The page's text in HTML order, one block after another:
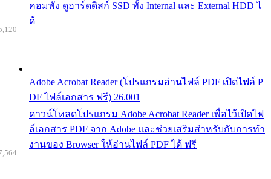
คอมพัง ดูฮาร์ดดิสก์ SSD ทั้ง Internal และ External HDD ไ
ด้
Adobe Acrobat Reader (โปรแกรมอ่านไฟล์ PDF เปิดไฟล์ P
DF ไฟล์เอกสาร ฟรี) 26.001
ดาวน์โหลดโปรแกรม Adobe Acrobat Reader เพื่อไว้เปิดไฟ
ล์เอกสาร PDF จาก Adobe และช่วยเสริมสำหรับกับการทำ
งานของ Browser ให้อ่านไฟล์ PDF ได้ ฟรี